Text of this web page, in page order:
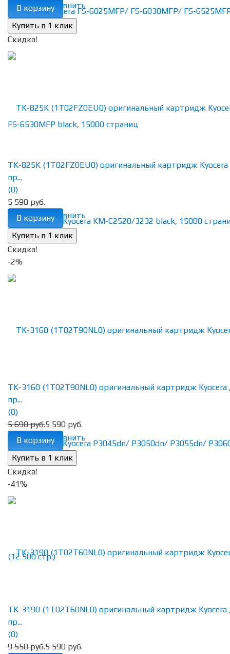
избранное сравнить
В корзину
Скидка!
избранное сравнить
TK-825K (1T02FZ0EU0) оригинальный картридж Kyocera
пр...
(0)
5 590 руб.
В корзину
Скидка!
-2%
избранное сравнить
TK-3160 (1T02T90NL0) оригинальный картридж Kyocera
пр...
(0)
5 690 руб.5 590 руб.
В корзину
Скидка!
-41%
TK-3190 (1T02T60NL0) оригинальный картридж Kyocera
пр...
(0)
9 550 руб.5 590 руб.